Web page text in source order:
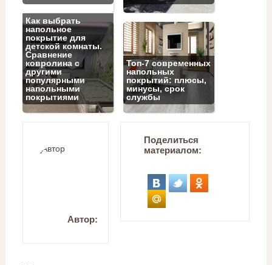
Как выбрать
напольное
покрытие для
детской комнаты.
Сравнение
ковролина с
другими
популярными
напольными
покрытиями
Топ‑7 современных
напольных
покрытий: плюсы,
минусы, срок
службы
Автор:
Поделиться
материалом: